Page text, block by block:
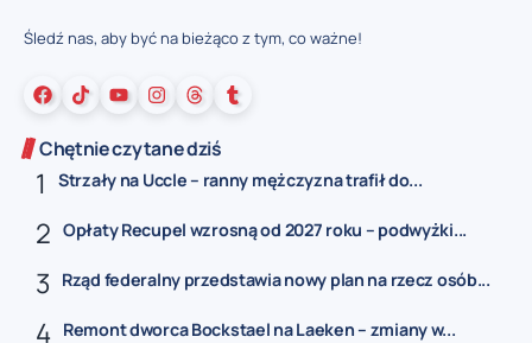
Śledź nas, aby być na bieżąco z tym, co ważne!
Chętnie czytane dziś
Strzały na Uccle – ranny mężczyzna trafił do...
Opłaty Recupel wzrosną od 2027 roku – podwyżki...
Rząd federalny przedstawia nowy plan na rzecz osób...
Remont dworca Bockstael na Laeken – zmiany w...